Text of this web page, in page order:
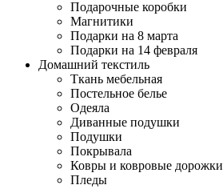
Подарочные коробки
Магнитики
Подарки на 8 марта
Подарки на 14 февраля
Домашний текстиль
Ткань мебельная
Постельное белье
Одеяла
Диванные подушки
Подушки
Покрывала
Ковры и ковровые дорожки
Пледы